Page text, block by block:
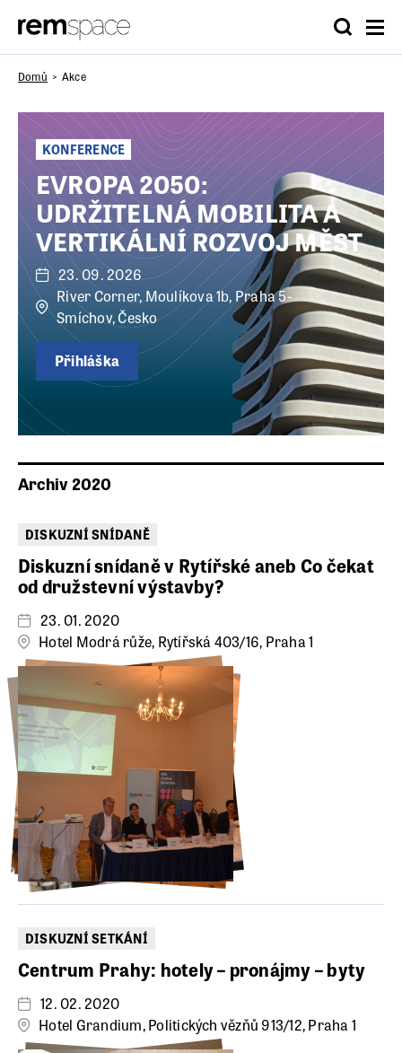
Domů Akce
KONFERENCE
EVROPA 2050:
UDRŽITELNÁ MOBILITA A
VERTIKÁLNÍ ROZVOJ MĚST
23. 09. 2026
River Corner, Moulíkova 1b, Praha 5-
Smíchov, Česko
Přihláška
Archiv 2020
DISKUZNÍ SNÍDANĚ
Diskuzní snídaně v Rytířské aneb Co čekat
od družstevní výstavby?
23. 01. 2020
Hotel Modrá růže, Rytířská 403/16, Praha 1
DISKUZNÍ SETKÁNÍ
Centrum Prahy: hotely – pronájmy – byty
12. 02. 2020
Hotel Grandium, Politických vězňů 913/12, Praha 1